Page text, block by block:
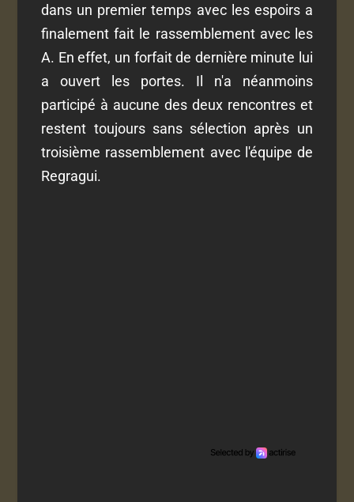
dans un premier temps avec les espoirs a
finalement fait le rassemblement avec les
A. En effet, un forfait de dernière minute lui
a ouvert les portes. Il n'a néanmoins
participé à aucune des deux rencontres et
restent toujours sans sélection après un
troisième rassemblement avec l'équipe de
Regragui.